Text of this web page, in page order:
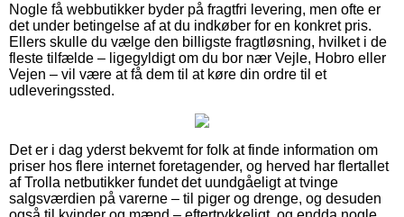
Nogle få webbutikker byder på fragtfri levering, men ofte er
det under betingelse af at du indkøber for en konkret pris.
Ellers skulle du vælge den billigste fragtløsning, hvilket i de
fleste tilfælde – ligegyldigt om du bor nær Vejle, Hobro eller
Vejen – vil være at få dem til at køre din ordre til et
udleveringssted.
Det er i dag yderst bekvemt for folk at finde information om
priser hos flere internet foretagender, og herved har flertallet
af Trolla netbutikker fundet det uundgåeligt at tvinge
salgsværdien på varerne – til piger og drenge, og desuden